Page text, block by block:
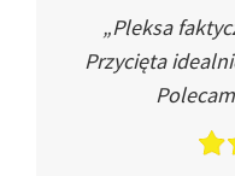
„Pleksa
Przycięta